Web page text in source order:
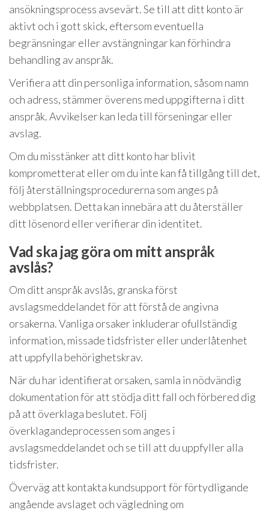
ansökningsprocess avsevärt. Se till att ditt konto är
aktivt och i gott skick, eftersom eventuella
begränsningar eller avstängningar kan förhindra
behandling av anspråk.
Verifiera att din personliga information, såsom namn
och adress, stämmer överens med uppgifterna i ditt
anspråk. Avvikelser kan leda till förseningar eller
avslag.
Om du misstänker att ditt konto har blivit
komprometterat eller om du inte kan få tillgång till det,
följ återställningsprocedurerna som anges på
webbplatsen. Detta kan innebära att du återställer
ditt lösenord eller verifierar din identitet.
Vad ska jag göra om mitt anspråk
avslås?
Om ditt anspråk avslås, granska först
avslagsmeddelandet för att förstå de angivna
orsakerna. Vanliga orsaker inkluderar ofullständig
information, missade tidsfrister eller underlåtenhet
att uppfylla behörighetskrav.
När du har identifierat orsaken, samla in nödvändig
dokumentation för att stödja ditt fall och förbered dig
på att överklaga beslutet. Följ
överklagandeprocessen som anges i
avslagsmeddelandet och se till att du uppfyller alla
tidsfrister.
Överväg att kontakta kundsupport för förtydligande
angående avslaget och vägledning om